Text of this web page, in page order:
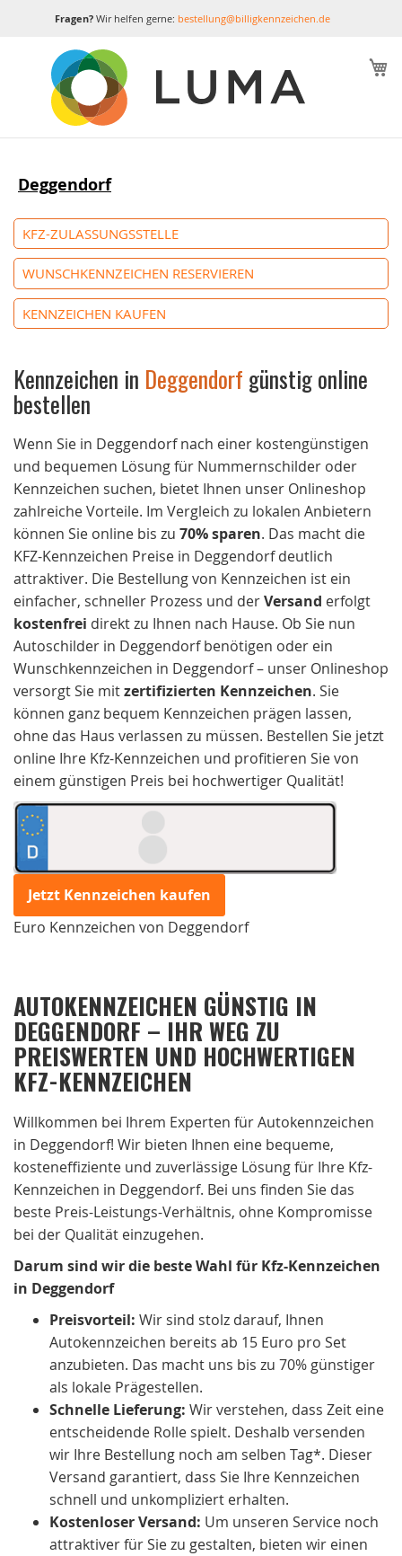
Fragen?Wir helfen gerne: bestellung@billigkennzeichen.de
Deggendorf
KFZ-ZULASSUNGSSTELLE
WUNSCHKENNZEICHEN RESERVIEREN
KENNZEICHEN KAUFEN
Kennzeichen in Deggendorfgünstig online
bestellen
Wenn Sie in Deggendorf nach einer kostengünstigen
und bequemen Lösung für Nummernschilder oder
Kennzeichen suchen, bietet Ihnen unser Onlineshop
zahlreiche Vorteile. Im Vergleich zu lokalen Anbietern
können Sie online bis zu 70% sparen. Das macht die
KFZ-Kennzeichen Preise in Deggendorf deutlich
attraktiver. Die Bestellung von Kennzeichen ist ein
einfacher, schneller Prozess und derVersand erfolgt
kostenfrei direkt zu Ihnen nach Hause. Ob Sie nun
Autoschilder in Deggendorf benötigen oder ein
Wunschkennzeichen in Deggendorf – unser Onlineshop
versorgt Sie mitzertifizierten Kennzeichen. Sie
können ganz bequem Kennzeichen prägen lassen,
ohne das Haus verlassen zu müssen. Bestellen Sie jetzt
online Ihre Kfz-Kennzeichen und profitieren Sie von
einem günstigen Preis bei hochwertiger Qualität!
Jetzt Kennzeichen kaufen
Euro Kennzeichen von Deggendorf
AUTOKENNZEICHEN GÜNSTIG IN
DEGGENDORF – IHR WEG ZU
PREISWERTEN UND HOCHWERTIGEN
KFZ-KENNZEICHEN
Willkommen bei Ihrem Experten für Autokennzeichen
in Deggendorf! Wir bieten Ihnen eine bequeme,
kosteneffiziente und zuverlässige Lösung für Ihre Kfz-
Kennzeichen in Deggendorf. Bei uns finden Sie das
beste Preis-Leistungs-Verhältnis, ohne Kompromisse
bei der Qualität einzugehen.
Darum sind wir die beste Wahl für Kfz-Kennzeichen
in Deggendorf
Preisvorteil: Wir sind stolz darauf, Ihnen
Autokennzeichen bereits ab 15 Euro pro Set
anzubieten. Das macht uns bis zu 70% günstiger
als lokale Prägestellen.
Schnelle Lieferung: Wir verstehen, dass Zeit eine
entscheidende Rolle spielt. Deshalb versenden
wir Ihre Bestellung noch am selben Tag*. Dieser
Versand garantiert, dass Sie Ihre Kennzeichen
schnell und unkompliziert erhalten.
Kostenloser Versand: Um unseren Service noch
attraktiver für Sie zu gestalten, bieten wir einen